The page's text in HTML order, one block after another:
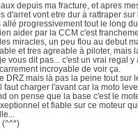
depuis ma fracture, et apres
d'arret vont etre dur à rattraper sur
progressivement tout le long du
aider par la CCM c'est
miracles, un peu flou au debut
et tres agreable à piloter, mais
vous dit pas... c'est un vrai regal y
incroyable de voir ça.
DRZ mais là pas la peine tout sur
charger l'avant car la moto
on pense que la base c'est le
et fiable sur ce moteur
(^^*)